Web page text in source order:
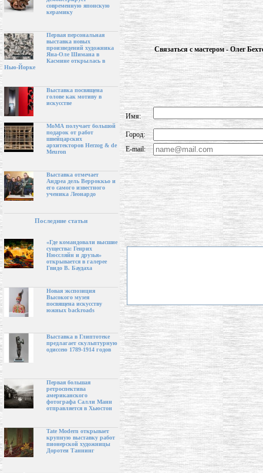
современную японскую
керамику
Первая персональная
выставка новых
произведений художника
Яна-Оле Шимана в
Касмине открылась в
Нью-Йорке
Выставка посвящена
голове как мотиву в
искусстве
МоМА получает большой
подарок от работ
швейцарских
архитекторов Herzog & de
Meuron
Выставка отмечает
Андреа дель Верроккьо и
его самого известного
ученика Леонардо
Последние статьи
«Где командовали высшие
существа: Генрих
Нюссляйн и друзья»
открывается в галерее
Гвидо В. Баудаха
Новая экспозиция
Высокого музея
посвящена искусству
южных backroads
Выставка в Глиптотеке
предлагает скульптурную
одиссею 1789-1914 годов
Первая большая
ретроспектива
американского
фотографа Салли Манн
отправляется в Хьюстон
Tate Modern открывает
крупную выставку работ
пионерской художницы
Доротеи Таннинг
Связаться с мастером - Олег
Имя:
Город:
E-mail: